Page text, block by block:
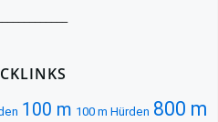
100 m 100 m Hürden 800 m